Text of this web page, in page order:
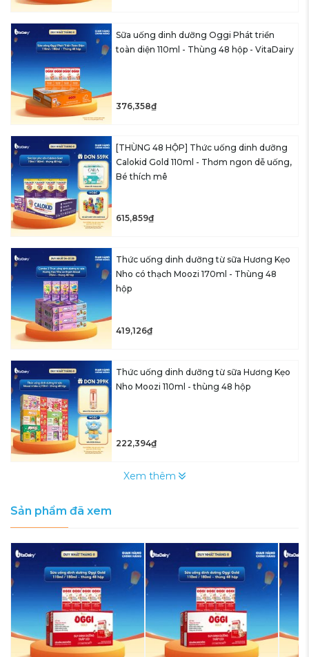
Sữa uống dinh dưỡng Oggi Phát triển
toàn diện 110ml - Thùng 48 hộp - VitaDairy
376,358₫
[THÙNG 48 HỘP] Thức uống dinh dưỡng
Calokid Gold 110ml - Thơm ngon dễ uống,
Bé thích mê
615,859₫
Thức uống dinh dưỡng từ sữa Hương Kẹo
Nho có thạch Moozi 170ml - Thùng 48
hộp
419,126₫
Thức uống dinh dưỡng từ sữa Hương Kẹo
Nho Moozi 110ml - thùng 48 hộp
222,394₫
Xem thêm
Sản phẩm đã xem